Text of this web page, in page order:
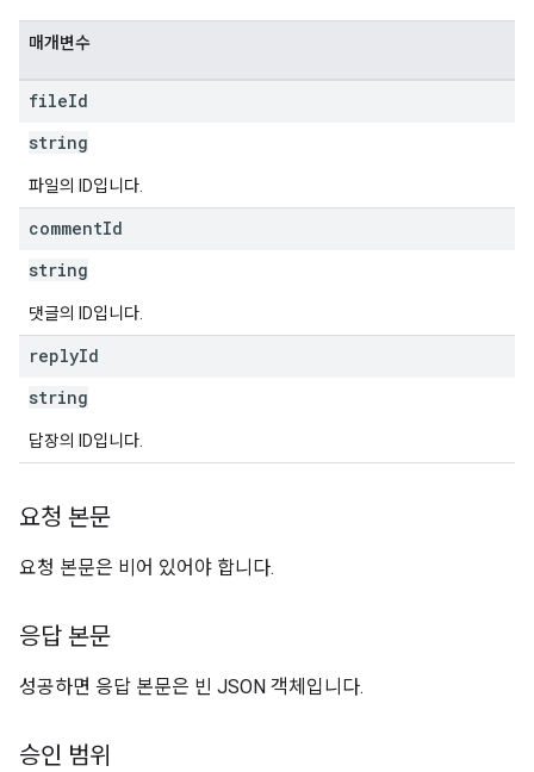
매개변수
fileId
string
파일의 ID입니다.
commentId
string
댓글의 ID입니다.
replyId
string
답장의 ID입니다.
요청 본문
요청 본문은 비어 있어야 합니다.
응답 본문
성공하면 응답 본문은 빈 JSON 객체입니다.
승인 범위